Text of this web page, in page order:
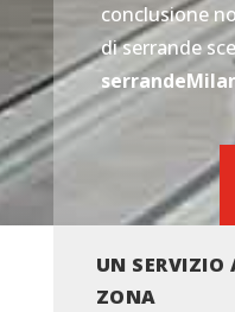
conclusione
di serrande
UN SERVIZIO
ZONA